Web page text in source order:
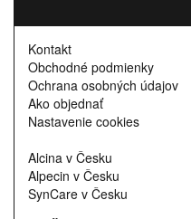
Kontakt
Obchodné podmienky
Ochrana osobných údajov
Ako objednať
Nastavenie cookies
Alcina v Česku
Alpecin v Česku
SynCare v Česku